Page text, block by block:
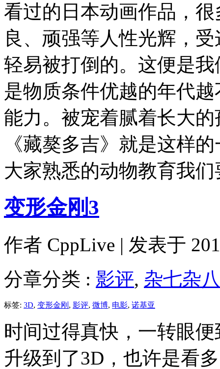
看过的日本动画作品，
良、顽强等人性光辉，
轻易被打倒的。这便是
是物质条件优越的年代
能力。被宠着腻着长大
《藏獒多吉》就是这样
大家熟悉的动物教育我
变形金刚3
作者 CppLive | 发表于
分章分类 : 影评, 杂七杂八
标签: 3D, 变形金刚 , 影评, 微博, 电影, 诺基亚
时间过得真快，一转眼
升级到了3D，也许是看